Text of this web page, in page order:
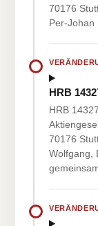
70176
Per-Johan
HRB
HRB
70176
Wolfgang,